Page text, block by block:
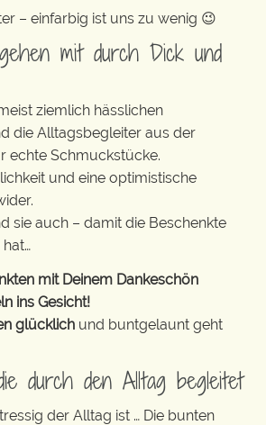
– einfarbig ist uns zu wenig 😉
mit durch Dick und
ziemlich hässlichen
die Alltagsbegleiter aus der
echte Schmuckstücke.
und eine optimistische
sie auch – damit die Beschenkte
mit Deinem Dankeschön
ins Gesicht!
glücklich und buntgelaunt geht
durch den Alltag begleitet
der Alltag ist … Die bunten